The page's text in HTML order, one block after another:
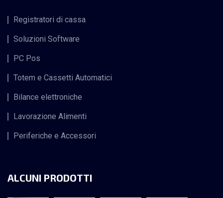
Registratori di cassa
Soluzioni Software
PC Pos
Totem e Cassetti Automatici
Bilance elettroniche
Lavorazione Alimenti
Periferiche e Accessori
ALCUNI PRODOTTI